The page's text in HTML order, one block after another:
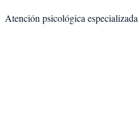
Atención psicológica